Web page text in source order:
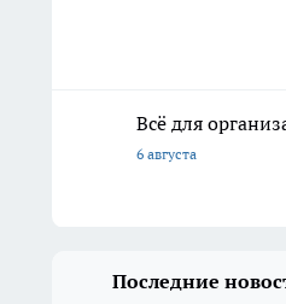
Всё для
6 августа
Последние